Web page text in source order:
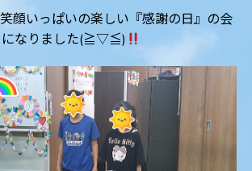
顔いっぱいの楽しい『感謝の日』の会
になりました(≧▽≦)